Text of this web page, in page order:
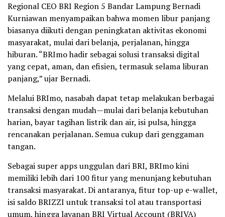
Regional CEO BRI Region 5 Bandar Lampung Bernadi
Kurniawan menyampaikan bahwa momen libur panjang
biasanya diikuti dengan peningkatan aktivitas ekonomi
masyarakat, mulai dari belanja, perjalanan, hingga
hiburan. “BRImo hadir sebagai solusi transaksi digital
yang cepat, aman, dan efisien, termasuk selama liburan
panjang,” ujar Bernadi.
Melalui BRImo, nasabah dapat tetap melakukan berbagai
transaksi dengan mudah—mulai dari belanja kebutuhan
harian, bayar tagihan listrik dan air, isi pulsa, hingga
rencanakan perjalanan. Semua cukup dari genggaman
tangan.
Sebagai super apps unggulan dari BRI, BRImo kini
memiliki lebih dari 100 fitur yang menunjang kebutuhan
transaksi masyarakat. Di antaranya, fitur top-up e-wallet,
isi saldo BRIZZI untuk transaksi tol atau transportasi
umum, hingga layanan BRI Virtual Account (BRIVA)